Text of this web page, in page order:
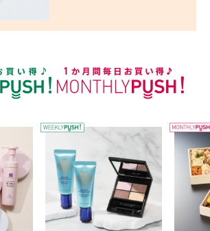
WEEKLY PUSH